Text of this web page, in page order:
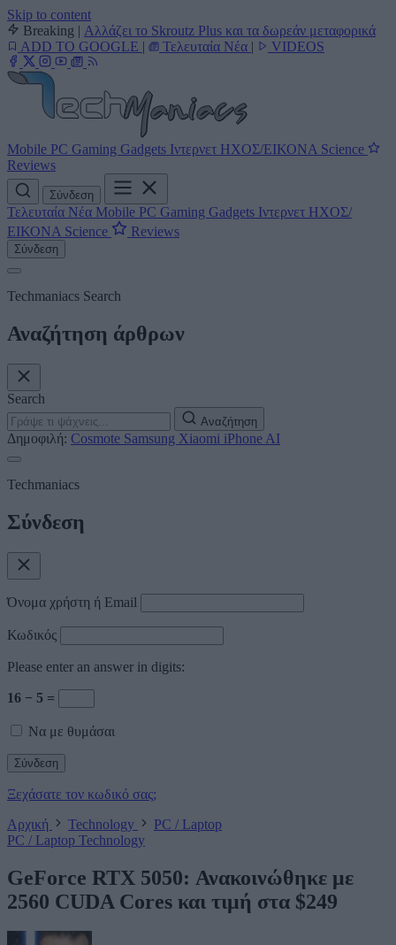
Skip to content
Breaking | Αλλάζει το Skroutz Plus και τα δωρεάν μεταφορικά
ADD TO GOOGLE | Τελευταία Νέα | VIDEOS
Mobile PC Gaming Gadgets Ιντερνετ ΗΧΟΣ/ΕΙΚΟΝΑ Science
Reviews
Σύνδεση
Τελευταία Νέα Mobile PC Gaming Gadgets Ιντερνετ ΗΧΟΣ/
ΕΙΚΟΝΑ Science Reviews
Σύνδεση
Techmaniacs Search
Αναζήτηση άρθρων
Search
Αναζήτηση
Δημοφιλή: Cosmote Samsung Xiaomi iPhone AI
Techmaniacs
Σύνδεση
Όνομα χρήστη ή Email
Κωδικός
Please enter an answer in digits:
16 − 5 =
Να με θυμάσαι
Ξεχάσατε τον κωδικό σας;
Αρχική
Technology
PC / Laptop
PC / Laptop Technology
GeForce RTX 5050: Ανακοινώθηκε με
2560 CUDA Cores και τιμή στα $249